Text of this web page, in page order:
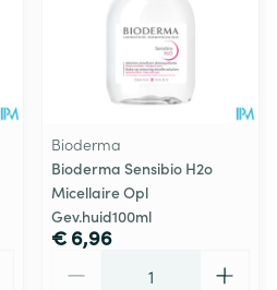
Bioderma
Bioderma Sensibio H2o
Micellaire Opl
Gev.huid100ml
€ 6,96